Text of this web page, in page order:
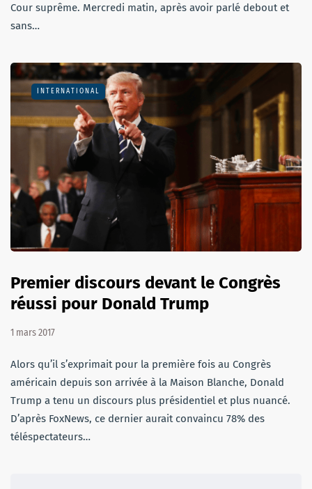
Cour suprême. Mercredi matin, après avoir parlé debout et
sans…
INTERNATIONAL
Premier discours devant le Congrès
réussi pour Donald Trump
1 mars 2017
Alors qu’il s’exprimait pour la première fois au Congrès
américain depuis son arrivée à la Maison Blanche, Donald
Trump a tenu un discours plus présidentiel et plus nuancé.
D’après FoxNews, ce dernier aurait convaincu 78% des
téléspectateurs…